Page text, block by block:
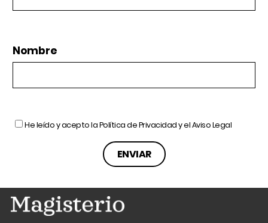
Nombre
He leído y acepto laPolítica de Privacidady elAviso Legal